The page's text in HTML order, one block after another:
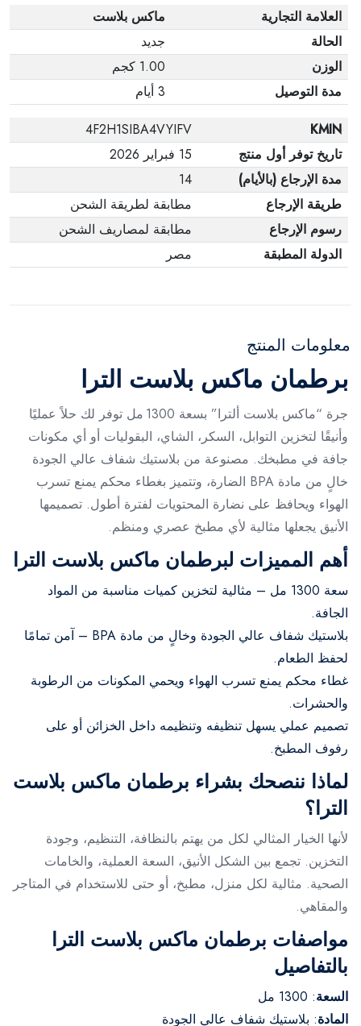
العلامة التجارية
ماكس بلاست
الحالة
جديد
الوزن
1.00 كجم
مدة التوصيل
3 أيام
KMIN
4F2H1SIBA4VYIFV
تاريخ توفر أول منتج
15 فبراير 2026
مدة الإرجاع (بالأيام)
14
طريقة الإرجاع
مطابقة لطريقة الشحن
رسوم الإرجاع
مطابقة لمصاريف الشحن
الدولة المطبقة
مصر
معلومات المنتج
برطمان ماكس بلاست الترا
جرة “ماكس بلاست ألترا” بسعة 1300 مل توفر لك حلاً عمليًا
وأنيقًا لتخزين التوابل، السكر، الشاي، البقوليات أو أي مكونات
جافة في مطبخك. مصنوعة من بلاستيك شفاف عالي الجودة
خالٍ من مادة BPA الضارة، وتتميز بغطاء محكم يمنع تسرب
الهواء ويحافظ على نضارة المحتويات لفترة أطول. تصميمها
الأنيق يجعلها مثالية لأي مطبخ عصري ومنظم.
أهم المميزات لبرطمان ماكس بلاست الترا
سعة 1300 مل – مثالية لتخزين كميات مناسبة من المواد
الجافة.
بلاستيك شفاف عالي الجودة وخالٍ من مادة BPA – آمن تمامًا
لحفظ الطعام.
غطاء محكم يمنع تسرب الهواء ويحمي المكونات من الرطوبة
والحشرات.
تصميم عملي يسهل تنظيفه وتنظيمه داخل الخزائن أو على
رفوف المطبخ.
لماذا ننصحك بشراء برطمان ماكس بلاست
الترا؟
لأنها الخيار المثالي لكل من يهتم بالنظافة، التنظيم، وجودة
التخزين. تجمع بين الشكل الأنيق، السعة العملية، والخامات
الصحية. مثالية لكل منزل، مطبخ، أو حتى للاستخدام في المتاجر
والمقاهي.
مواصفات برطمان ماكس بلاست الترا
بالتفاصيل
السعة: 1300 مل
المادة: بلاستيك شفاف عالي الجودة